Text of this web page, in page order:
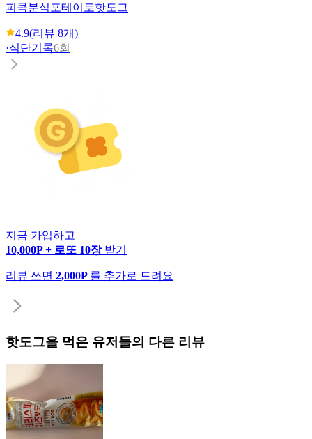
피콕분식 포테이토핫도그
4.9(리뷰 8개)
·식단기록6회
지금 가입하고
10,000P + 로또 10장 받기
리뷰 쓰면 2,000P 를 추가로 드려요
핫도그을 먹은 유저들의 다른 리뷰